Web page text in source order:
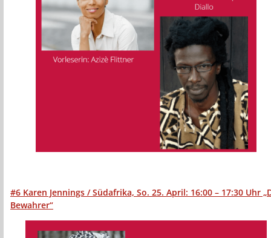
#6 Karen Jennings / Südafrika, So. 25. April: 16:00 – 17:30 Uhr
Bewahrer“